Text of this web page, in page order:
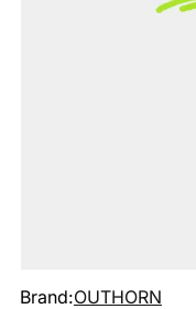
Brand:OUTHORN